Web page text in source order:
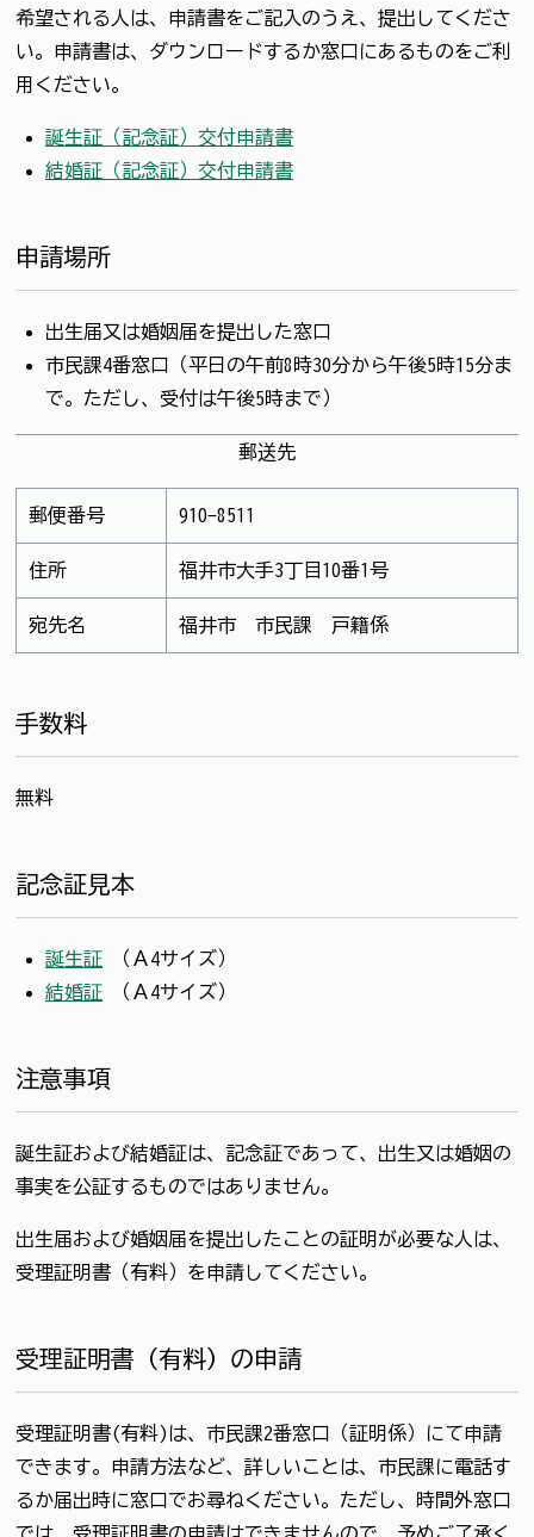
希望される人は、申請書をご記入のうえ、提出してくださ
い。申請書は、ダウンロードするか窓口にあるものをご利
用ください。
誕生証（記念証）交付申請書
結婚証（記念証）交付申請書
申請場所
出生届又は婚姻届を提出した窓口
市民課4番窓口（平日の午前8時30分から午後5時15分ま
で。ただし、受付は午後5時まで）
郵送先
郵便番号 910-8511
住所 福井市大手3丁目10番1号
宛先名 福井市 市民課 戸籍係
手数料
無料
記念証見本
誕生証 （Ａ4サイズ）
結婚証 （Ａ4サイズ）
注意事項
誕生証および結婚証は、記念証であって、出生又は婚姻の
事実を公証するものではありません。
出生届および婚姻届を提出したことの証明が必要な人は、
受理証明書（有料）を申請してください。
受理証明書（有料）の申請
受理証明書(有料)は、市民課2番窓口（証明係）にて申請
できます。申請方法など、詳しいことは、市民課に電話す
るか届出時に窓口でお尋ねください。ただし、時間外窓口
では、受理証明書の申請はできませんので、予めご了承く